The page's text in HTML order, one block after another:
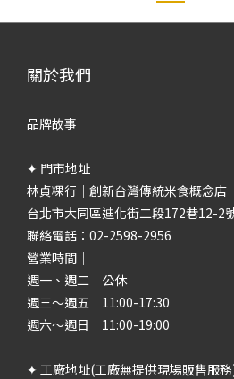
關於我們
品牌故事
✦ 門市地址
林貞粿行｜創新台灣傳統米食概念店
台北市大同區迪化街二段172巷12-2
聯絡電話：02-2598-2956
營業時間｜
週一、週二｜公休
週三～週五｜11:00-17:30
週六～週日｜11:00-19:00
✦ 工廠地址(工廠無提供現場販售服